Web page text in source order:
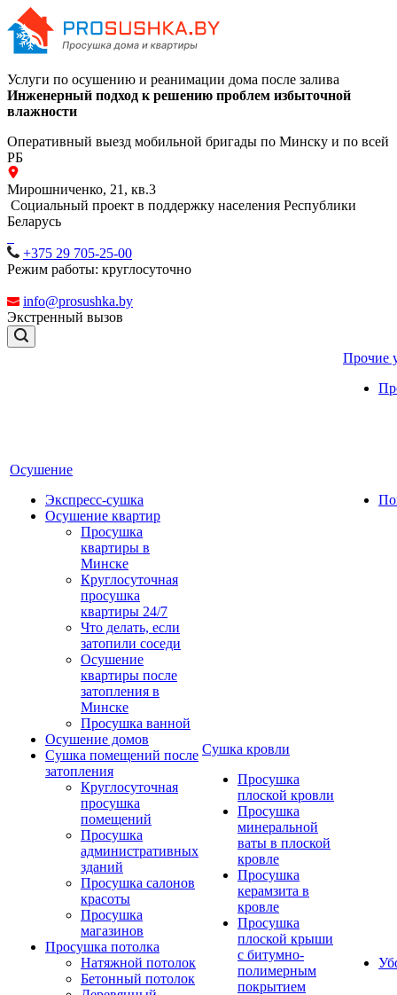
Услуги по осушению и реанимации дома после залива
Инженерный подход к решению проблем избыточной
влажности
Оперативный выезд мобильной бригады по Минску и по всей
РБ
Мирошниченко, 21, кв.3
Социальный проект в поддержку населения Республики
Беларусь
+375 29 705-25-00
Режим работы: круглосуточно
info@prosushka.by
Экстренный вызов
Осушение
Экспресс-сушка
Осушение квартир
Просушка
квартиры в
Минске
Круглосуточная
просушка
квартиры 24/7
Что делать, если
затопили соседи
Осушение
квартиры после
затопления в
Минске
Просушка ванной
Осушение домов
Сушка помещений после
затопления
Круглосуточная
просушка
помещений
Просушка
административных
зданий
Просушка салонов
красоты
Просушка
магазинов
Просушка потолка
Натяжной потолок
Бетонный потолок
Сушка кровли
Просушка
плоской кровли
Просушка
минеральной
ваты в плоской
кровле
Просушка
керамзита в
кровле
Просушка
плоской крыши
с битумно-
полимерным
покрытием
Прочие